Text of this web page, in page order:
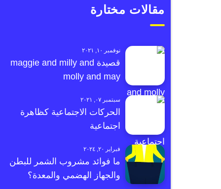
مقالات مختارة
نوفمبر ١٠, ٢٠٢١
قصيدة maggie and milly and
molly and may
سبتمبر ٠٧, ٢٠٢١
الحركات الاجتماعية كظاهرة
اجتماعية
فبراير ٢٠, ٢٠٢٤
ما فوائد مشروب الشمر للبطن
والجهاز الهضمي والمعدة؟